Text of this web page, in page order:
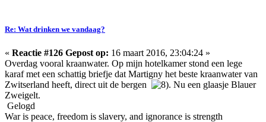
Re: Wat drinken we vandaag?
« Reactie #126 Gepost op: 16 maart 2016, 23:04:24 »
Overdag vooral kraanwater. Op mijn hotelkamer stond een lege
karaf met een schattig briefje dat Martigny het beste kraanwater van
Zwitserland heeft, direct uit de bergen
. Nu een glaasje Blauer
Zweigelt.
Gelogd
War is peace, freedom is slavery, and ignorance is strength